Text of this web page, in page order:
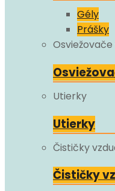
Gély
Prášky
Utierky
Utierky
Čističky
Čističky